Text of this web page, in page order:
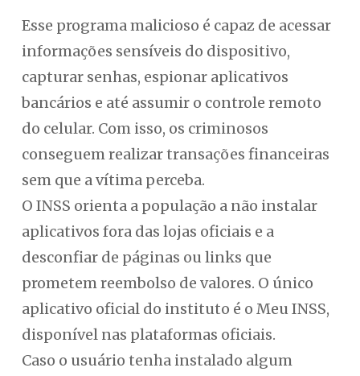
Esse programa malicioso é capaz de acessar
informações sensíveis do dispositivo,
capturar senhas, espionar aplicativos
bancários e até assumir o controle remoto
do celular. Com isso, os criminosos
conseguem realizar transações financeiras
sem que a vítima perceba.
O INSS orienta a população a não instalar
aplicativos fora das lojas oficiais e a
desconfiar de páginas ou links que
prometem reembolso de valores. O único
aplicativo oficial do instituto é o Meu INSS,
disponível nas plataformas oficiais.
Caso o usuário tenha instalado algum